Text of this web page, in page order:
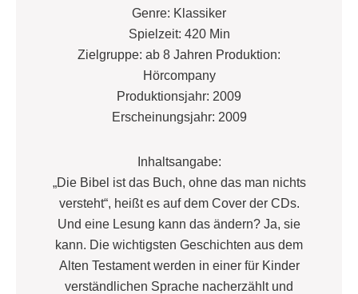
Genre: Klassiker
Spielzeit: 420 Min
Zielgruppe: ab 8 Jahren Produktion:
Hörcompany
Produktionsjahr: 2009
Erscheinungsjahr: 2009
Inhaltsangabe:
„Die Bibel ist das Buch, ohne das man nichts
versteht“, heißt es auf dem Cover der CDs.
Und eine Lesung kann das ändern? Ja, sie
kann. Die wichtigsten Geschichten aus dem
Alten Testament werden in einer für Kinder
verständlichen Sprache nacherzählt und